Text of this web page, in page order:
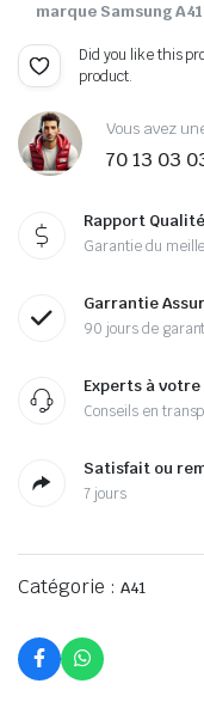
marque Samsung
Did you like this
product.
Vous avez
70 13 03
Rapport
Garantie du
Garrantie
90 jours de
Experts à
Conseils en
Satisfait ou
7 jours
Catégorie : A41